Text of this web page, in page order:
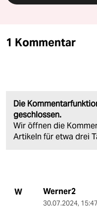
1 Kommentar
Die
geschlossen.
Wir öffnen die
Artikeln für etwa drei
W Werner2
30.07.2024,